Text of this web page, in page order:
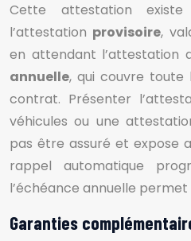
Cette attestation
l’attestation provisoire,
en attendant l’attestation
annuelle, qui couvre toute
contrat. Présenter
véhicules ou une
pas être assuré et expose
rappel automatique
l’échéance annuelle permet
Garanties